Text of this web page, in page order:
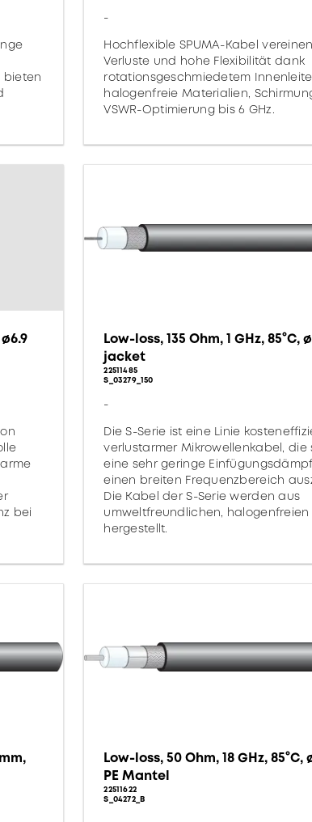
bieten
-
Hochflexible SPUMA-Kabel
Verluste und hohe Flexibilität dank
rotationsgeschmiedetem
halogenfreie Materialien,
VSWR-Optimierung bis 6 GHz.
bei
Low-loss, 135 Ohm, 1 GHz, 85°C,
jacket
22511485
S_03279_150
-
Die S-Serie ist eine Linie
verlustarmer Mikrowellenkabel, die
eine sehr geringe
einen breiten Frequenzbereich
Die Kabel der S-Serie werden aus
umweltfreundlichen,
hergestellt.
Low-loss, 50 Ohm, 18 GHz, 85°C,
PE Mantel
22511622
S_04272_B